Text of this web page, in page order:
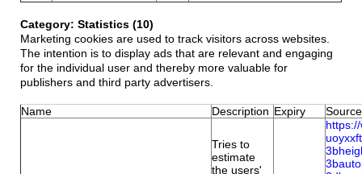
Category: Statistics (10)
Marketing cookies are used to track visitors across websites.
The intention is to display ads that are relevant and engaging
for the individual user and thereby more valuable for
publishers and third party advertisers.
Name Description Expiry Source
Tries to
estimate
the users'